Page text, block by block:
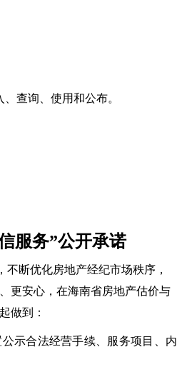
查询、使用和公布。
服务”公开承诺
断优化房地产经纪市场秩序，
更安心，在海南省房地产估价与
做到：
示合法经营手续、服务项目、内